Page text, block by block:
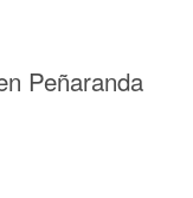
Peñaranda